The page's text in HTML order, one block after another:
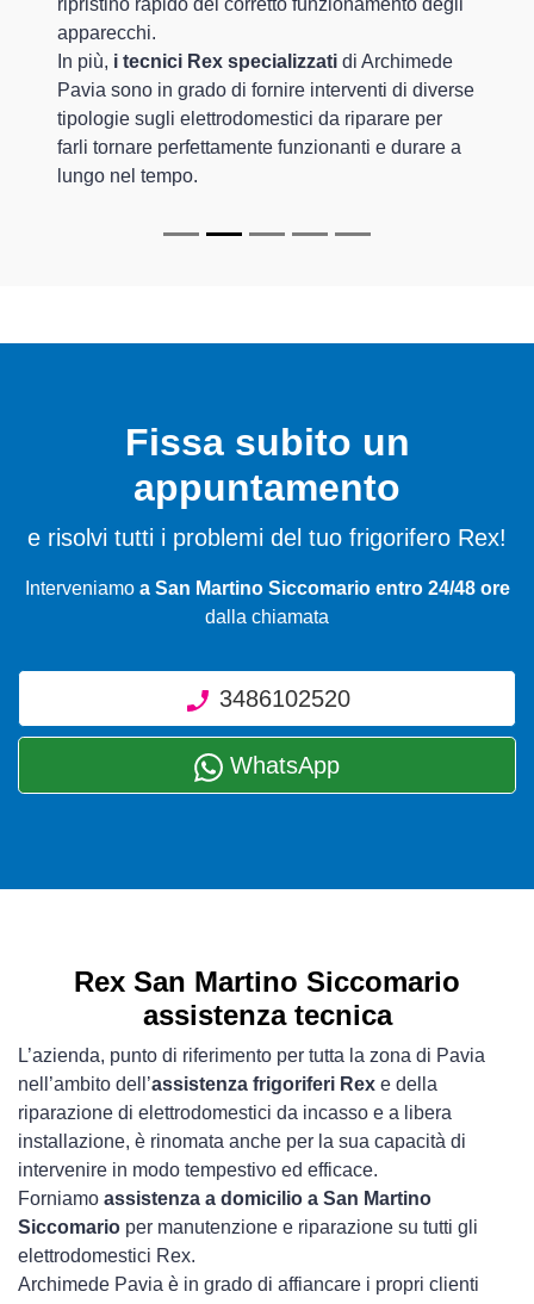
ripristino rapido del corretto funzionamento degli
apparecchi.
In più, i tecnici Rex specializzati di Archimede
Pavia sono in grado di fornire interventi di diverse
tipologie sugli elettrodomestici da riparare per
farli tornare perfettamente funzionanti e durare a
lungo nel tempo.
Fissa subito un
appuntamento
e risolvi tutti i problemi del tuo frigorifero Rex!
Interveniamo a San Martino Siccomario entro 24/48 ore
dalla chiamata
3486102520
WhatsApp
Rex San Martino Siccomario
assistenza tecnica
L’azienda, punto di riferimento per tutta la zona di Pavia
nell’ambito dell’assistenza frigoriferi Rex e della
riparazione di elettrodomestici da incasso e a libera
installazione, è rinomata anche per la sua capacità di
intervenire in modo tempestivo ed efficace.
Forniamo assistenza a domicilio a San Martino
Siccomario per manutenzione e riparazione su tutti gli
elettrodomestici Rex.
Archimede Pavia è in grado di affiancare i propri clienti